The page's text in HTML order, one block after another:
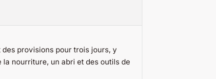
provisions pour trois jours, y
la nourriture, un abri et des outils de